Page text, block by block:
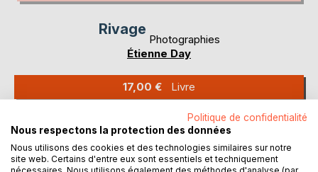
Rivage
Photographies
Étienne Day
17,00 € Livre
Politique de confidentialité
Nous respectons la protection des données
Nous utilisons des cookies et des technologies similaires sur notre
site web. Certains d'entre eux sont essentiels et techniquement
nécessaires. Nous utilisons également des méthodes d'analyse (par